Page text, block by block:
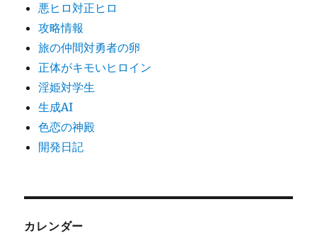
悪ヒロ対正ヒロ
攻略情報
旅の仲間対勇者の卵
正体がキモいヒロイン
淫姫対学生
生成AI
色恋の神殿
開発日記
カレンダー